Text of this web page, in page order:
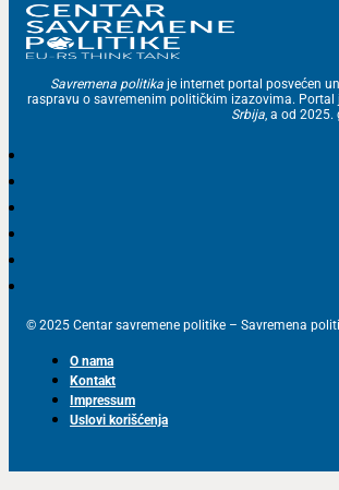
Savremena politika je internet portal posvećen
raspravu o savremenim političkim izazovima.
Srbija, a od
© 2025 Centar savremene politike – Savremena
O nama
Kontakt
Impressum
Uslovi korišćenja